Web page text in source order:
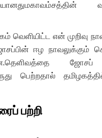
வெளியிட்ட என் முறிவு
ஈழ நாவலுக்கும்
பெற்றதால்
பற்றி